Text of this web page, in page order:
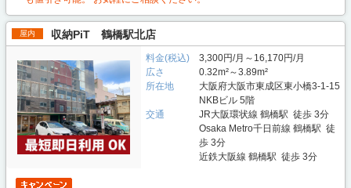
屋内 収納PiT 鶴橋駅北店
料金(税込)
3,300円/月～16,170円/月
広さ
0.32m²～3.89m²
所在地
大阪府大阪市東成区東小橋3-1-15
NKBビル 5階
交通
JR大阪環状線 鶴橋駅 徒歩 3分
Osaka Metro千日前線 鶴橋駅 徒
歩 3分
近鉄大阪線 鶴橋駅 徒歩 3分